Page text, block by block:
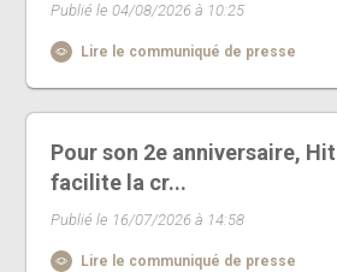
Publié le 04/08/2026 à 10:25
Lire le communiqué de presse
Pour son 2e anniversaire,
facilite la cr...
Publié le 16/07/2026 à 14:58
Lire le communiqué de presse